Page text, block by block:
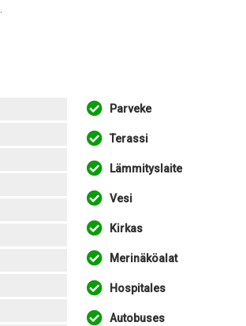
Parveke
Terassi
Lämmityslaite
Vesi
Kirkas
Merinäköalat
Hospitales
Autobuses